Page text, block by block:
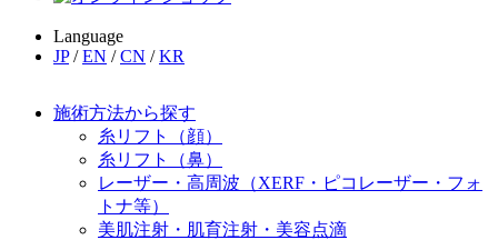
Language
JP / EN / CN / KR
施術方法から探す
糸リフト（顔）
糸リフト（鼻）
レーザー・高周波（XERF・ピコレーザー・フォ
トナ等）
美肌注射・肌育注射・美容点滴